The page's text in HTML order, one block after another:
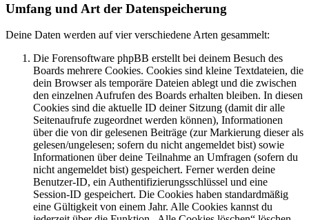
Umfang und Art der Datenspeicherung
Deine Daten werden auf vier verschiedene Arten gesammelt:
Die Forensoftware phpBB erstellt bei deinem Besuch des
Boards mehrere Cookies. Cookies sind kleine Textdateien, die
dein Browser als temporäre Dateien ablegt und die zwischen
den einzelnen Aufrufen des Boards erhalten bleiben. In diesen
Cookies sind die aktuelle ID deiner Sitzung (damit dir alle
Seitenaufrufe zugeordnet werden können), Informationen
über die von dir gelesenen Beiträge (zur Markierung dieser als
gelesen/ungelesen; sofern du nicht angemeldet bist) sowie
Informationen über deine Teilnahme an Umfragen (sofern du
nicht angemeldet bist) gespeichert. Ferner werden deine
Benutzer-ID, ein Authentifizierungsschlüssel und eine
Session-ID gespeichert. Die Cookies haben standardmäßig
eine Gültigkeit von einem Jahr. Alle Cookies kannst du